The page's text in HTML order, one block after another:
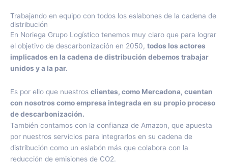
Trabajando en equipo con todos los eslabones de la cadena de
distribución
En Noriega Grupo Logístico tenemos muy claro que para lograr
el objetivo de descarbonización en 2050, todos los actores
implicados en la cadena de distribución debemos trabajar
unidos y a la par.
Es por ello que nuestros clientes, como Mercadona, cuentan
con nosotros como empresa integrada en su propio proceso
de descarbonización.
También contamos con la confianza de Amazon, que apuesta
por nuestros servicios para integrarlos en su cadena de
distribución como un eslabón más que colabora con la
reducción de emisiones de CO2.